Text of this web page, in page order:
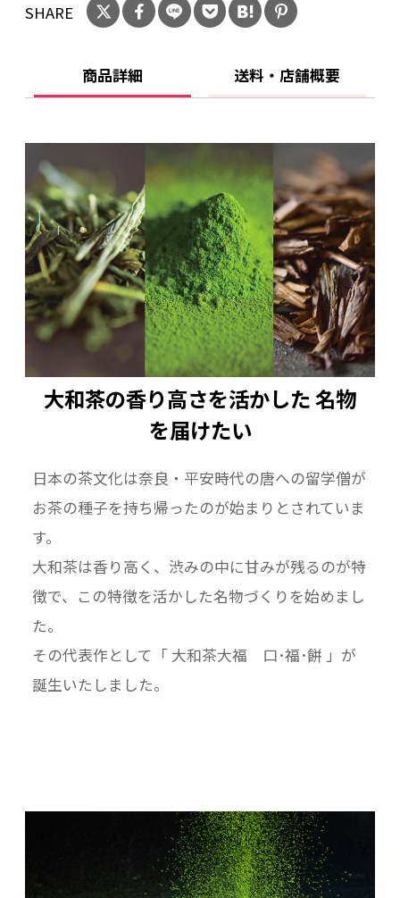
（商品内容）
大和茶大福「口福餅」 ほうじ茶 1個
■口福「極プリン」6個入り 1箱
口福「極プリン」抹茶 3個
口福「極プリン」ほうじ茶 3個
賞味期限
口福餅：冷凍2ヶ月（解凍後は解凍日含め2日）
プリン：冷凍1ヶ月（解凍後は解凍日含め4日）
y
保存方法 冷凍（解凍後は冷蔵）
製造者 株式会社八宝
お問い合わせ先 株式会社八宝
〒630-8215奈良市東向中町１１
☎0742-24-1755
栄養成分表示
【口福餅】栄養成分表示（製品1個当たり）エネ
ルギー：102kcal、炭水化物：17.4g、たんぱく
質：1.8g、脂質：2.2g、食塩相当量：0.0g（こ
の表示値は、目安です。）
【極プリン】栄養成分表示（製品１個当たり）
エネルギー：260Kcal 炭水化物：17.6g た
SHARE
商品詳細 送料・店舗概要
大和茶の香り高さを活かした 名物
を届けたい
日本の茶文化は奈良・平安時代の唐への留学僧が
お茶の種子を持ち帰ったのが始まりとされていま
す。
大和茶は香り高く、渋みの中に甘みが残るのが特
徴で、この特徴を活かした名物づくりを始めまし
た。
その代表作として「 大和茶大福 口･福･餅 」が
誕生いたしました。